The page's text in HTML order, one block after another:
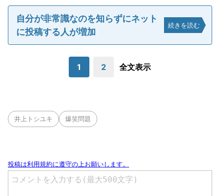
自分が非常識なのを知らずにネット
に投稿する人が増加
続きを読む
1 2 全文表示
井上トシユキ 爆笑問題